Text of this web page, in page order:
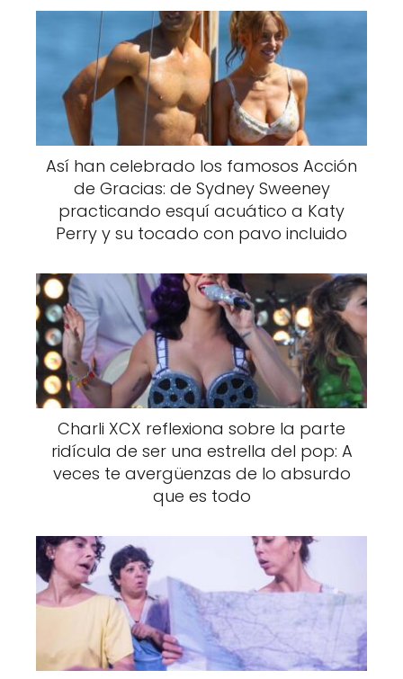
Así han celebrado los famosos Acción
de Gracias: de Sydney Sweeney
practicando esquí acuático a Katy
Perry y su tocado con pavo incluido
Charli XCX reflexiona sobre la parte
ridícula de ser una estrella del pop: A
veces te avergüenzas de lo absurdo
que es todo